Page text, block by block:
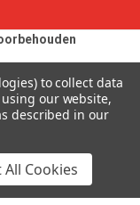
exclusief BTW,
producten kunnen
aanbiedingen en
Privacy Policy
voorbehouden.
to collect data
using our website,
described in our
All Cookies